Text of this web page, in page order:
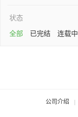
状态
全部
已完结 连载中
公司介绍